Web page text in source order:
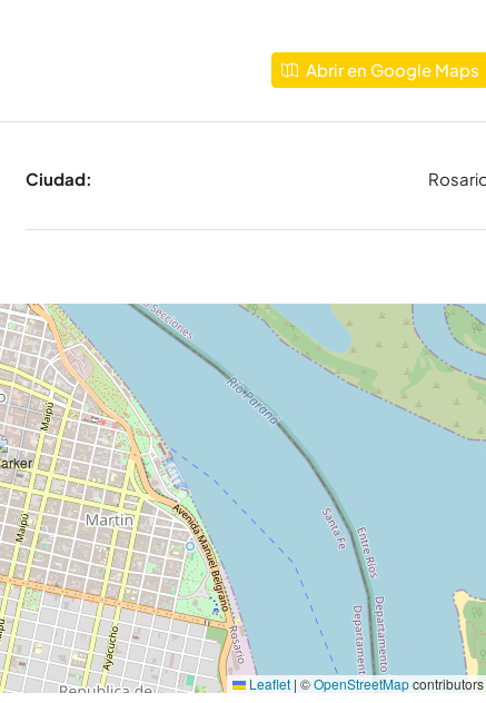
Abrir en Google Maps
Ciudad:
Leaflet | ©OpenStreetMapcontributors